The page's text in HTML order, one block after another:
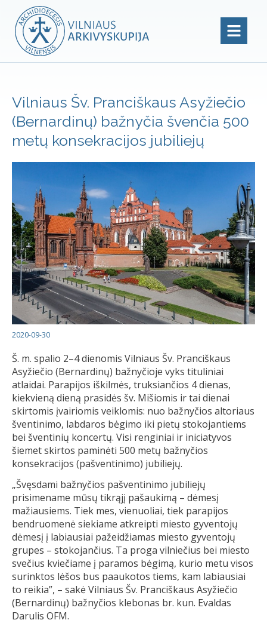
Vilniaus Šv. Pranciškaus Asyžiečio
(Bernardinų) bažnyčia švenčia 500
metų konsekracijos jubiliejų
2020-09-30
Š. m. spalio 2–4 dienomis Vilniaus Šv. Pranciškaus
Asyžiečio (Bernardinų) bažnyčioje vyks tituliniai
atlaidai. Parapijos iškilmės, truksiančios 4 dienas,
kiekvieną dieną prasidės šv. Mišiomis ir tai dienai
skirtomis įvairiomis veiklomis: nuo bažnyčios altoriaus
šventinimo, labdaros bėgimo iki pietų stokojantiems
bei šventinių koncertų. Visi renginiai ir iniciatyvos
šiemet skirtos paminėti 500 metų bažnyčios
konsekracijos (pašventinimo) jubiliejų.
„Švęsdami bažnyčios pašventinimo jubiliejų
prisimename mūsų tikrąjį pašaukimą – dėmesį
mažiausiems. Tiek mes, vienuoliai, tiek parapijos
bendruomenė siekiame atkreipti miesto gyventojų
dėmesį į labiausiai pažeidžiamas miesto gyventojų
grupes – stokojančius. Ta proga vilniečius bei miesto
svečius kviečiame į paramos bėgimą, kurio metu visos
surinktos lėšos bus paaukotos tiems, kam labiausiai
to reikia”, – sakė Vilniaus Šv. Pranciškaus Asyžiečio
(Bernardinų) bažnyčios klebonas br. kun. Evaldas
Darulis OFM.